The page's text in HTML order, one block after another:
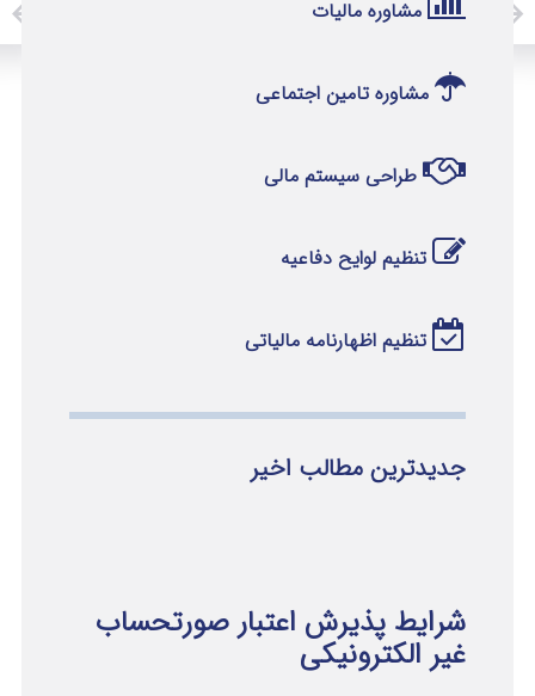
مشاوره مالیات
مشاوره تامین اجتماعی
طراحی سیستم مالی
تنظیم لوایح دفاعیه
تنظیم اظهارنامه مالیاتی
جدیدترین مطالب اخیر
شرایط پذیرش اعتبار صورتحساب
غیر الکترونیکی